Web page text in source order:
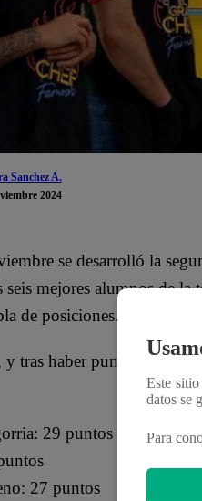
Sanchez A.
2024
se desarrolló la
seis mejores alumnos de
de posiciones.
tras haber puntuado los
29 puntos
27 puntos
Este
datos se
Para